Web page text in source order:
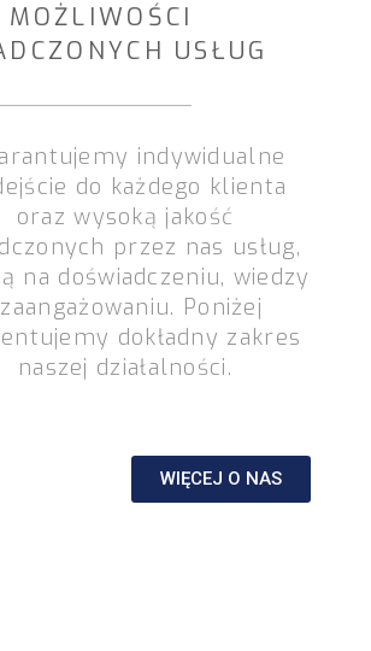
MOŻLIWOŚCI
USŁUG
indywidualne
do każdego klienta
oraz wysoką jakość
przez nas usług,
na doświadczeniu, wiedzy
Poniżej
dokładny zakres
naszej działalności.
WIĘCEJ O NAS